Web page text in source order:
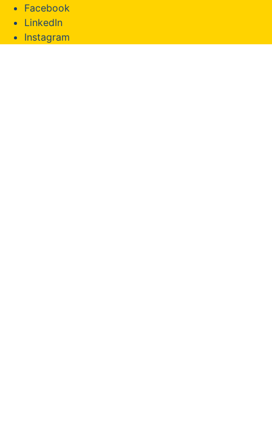
Facebook
LinkedIn
Instagram